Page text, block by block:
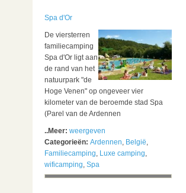
Spa d'Or
De viersterren
familiecamping
Spa d'Or ligt aan
de rand van het
natuurpark "de
Hoge Venen" op ongeveer vier
kilometer van de beroemde stad Spa
(Parel van de Ardennen
..Meer: weergeven
Categorieën: Ardennen, België,
Familiecamping, Luxe camping,
wificamping, Spa